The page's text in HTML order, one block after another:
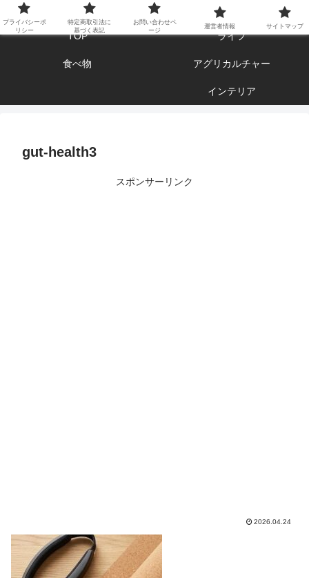
エンジョイ ブログライフ
TOP ライフ
食べ物 アグリカルチャー
インテリア
gut-health3
スポンサーリンク
2026.04.24
プライバシーポ
リシー
特定商取引法に
基づく表記
お問い合わせペ
ージ
運営者情報 サイトマップ